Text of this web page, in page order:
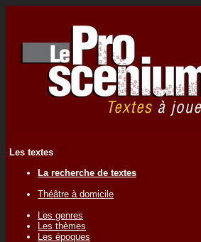
Les textes
La recherche de textes
Théâtre à domicile
Les genres
Les thèmes
Les époques